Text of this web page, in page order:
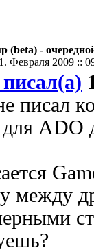
(beta) -
Февраля 2009 ::
писал
ADO
между